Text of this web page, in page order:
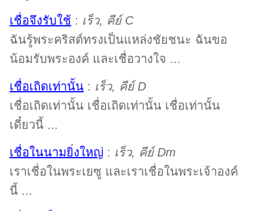
เชื่อจึงรับใช้ : เร็ว, คีย์ C
ฉันรู้พระคริสต์ทรงเป็นแหล่งชัยชนะ ฉันขอ
น้อมรับพระองค์ และเชื่อวางใจ ...
เชื่อเถิดเท่านั้น: เร็ว, คีย์ D
เชื่อเถิดเท่านั้น เชื่อเถิดเท่านั้น เชื่อเท่านั้น
เดี๋ยวนี้ ...
เชื่อในนามยิ่งใหญ่ : เร็ว, คีย์ Dm
เราเชื่อในพระเยซู และเราเชื่อในพระเจ้าองค์
นี้ ...